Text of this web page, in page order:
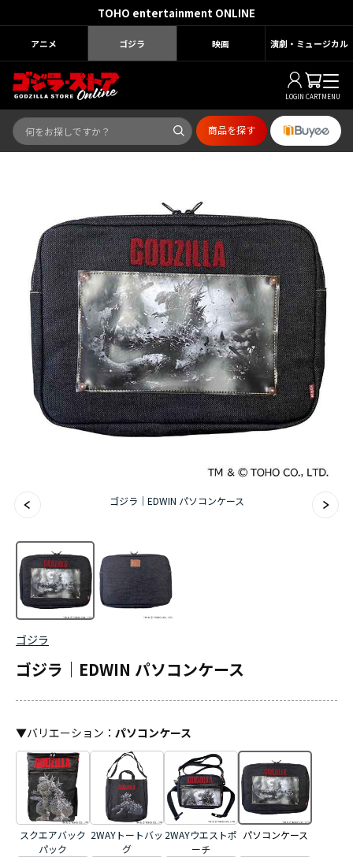
TOHO entertainment ONLINE
アニメ ゴジラ 映画 演劇・ミュージカル
LOGIN CARTMENU
商品を探す
ゴジラ｜EDWIN パソコンケース
ゴジラ
ゴジラ｜EDWIN パソコンケース
▼バリエーション ： パソコンケース
スクエアバック
パック
2WAYトートバッ
グ
2WAYウエストポ
ーチ
パソコンケース